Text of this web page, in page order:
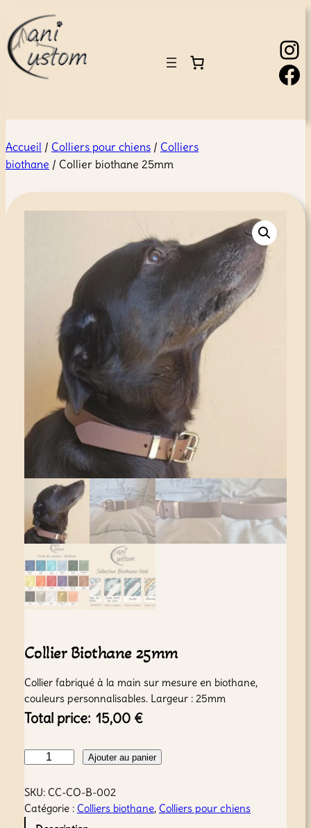
Instagram
Facebook
Accueil / Colliers pour chiens / Colliers
biothane / Collier biothane 25mm
Collier Biothane 25mm
Collier fabriqué à la main sur mesure en biothane,
couleurs personnalisables. Largeur : 25mm
Total price: 15,00 €
a
n
t
Ajouter au panier
SKU: CC-CO-B-002
Catégorie : Colliers biothane, Colliers pour chiens